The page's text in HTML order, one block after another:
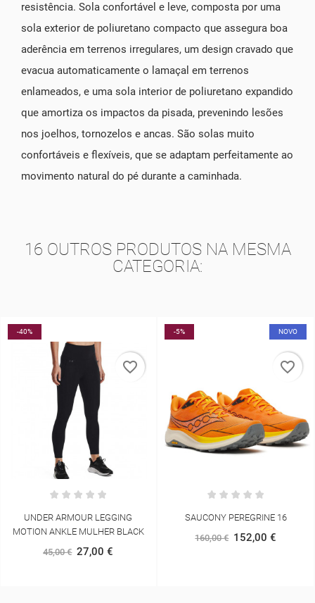
resistência. Sola confortável e leve, composta por uma
sola exterior de poliuretano compacto que assegura boa
aderência em terrenos irregulares, um design cravado que
evacua automaticamente o lamaçal em terrenos
enlameados, e uma sola interior de poliuretano expandido
que amortiza os impactos da pisada, prevenindo lesões
nos joelhos, tornozelos e ancas. São solas muito
confortáveis e flexíveis, que se adaptam perfeitamente ao
movimento natural do pé durante a caminhada.
16 OUTROS PRODUTOS NA MESMA
CATEGORIA:
-40%
UNDER ARMOUR LEGGING
MOTION ANKLE MULHER BLACK
45,00 € 27,00 €
favorite_border
-5% NOVO
SAUCONY PEREGRINE 16
160,00 € 152,00 €
favorite_border